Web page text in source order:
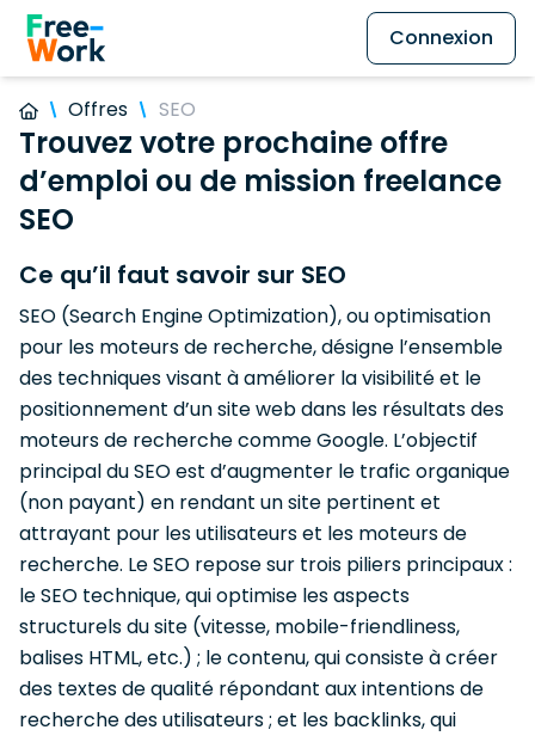
Connexion
Offres SEO
Trouvez votre prochaine offre
d’emploi ou de mission freelance
SEO
Ce qu’il faut savoir sur SEO
SEO (Search Engine Optimization), ou optimisation
pour les moteurs de recherche, désigne l’ensemble
des techniques visant à améliorer la visibilité et le
positionnement d’un site web dans les résultats des
moteurs de recherche comme Google. L’objectif
principal du SEO est d’augmenter le trafic organique
(non payant) en rendant un site pertinent et
attrayant pour les utilisateurs et les moteurs de
recherche. Le SEO repose sur trois piliers principaux :
le SEO technique, qui optimise les aspects
structurels du site (vitesse, mobile-friendliness,
balises HTML, etc.) ; le contenu, qui consiste à créer
des textes de qualité répondant aux intentions de
recherche des utilisateurs ; et les backlinks, qui